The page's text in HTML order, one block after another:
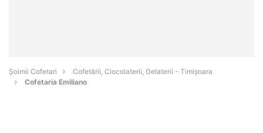
Șoimii Cofetari
Cofetării, Ciocolaterii, Gelaterii - Timişoara
Cofetaria Emiliano